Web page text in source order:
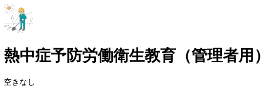
熱中症予防労働衛生教育（管理者用）
空きなし